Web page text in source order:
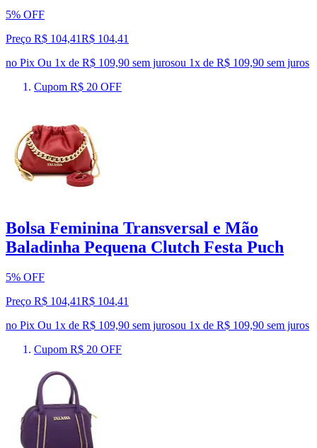
5% OFF
Preço R$ 104,41R$ 104,41
no Pix Ou 1x de R$ 109,90 sem jurosou 1x de R$ 109,90 sem juros
Cupom R$ 20 OFF
Bolsa Feminina Transversal e Mão
Baladinha Pequena Clutch Festa Puch
5% OFF
Preço R$ 104,41R$ 104,41
no Pix Ou 1x de R$ 109,90 sem jurosou 1x de R$ 109,90 sem juros
Cupom R$ 20 OFF